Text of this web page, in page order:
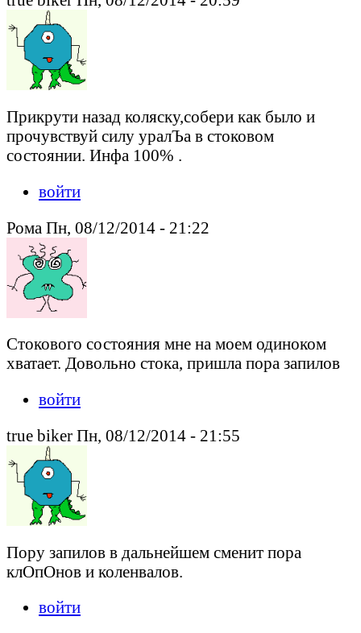
Прикрути назад коляску,собери как было и
прочувствуй силу уралЪа в стоковом
состоянии. Инфа 100% .
войти
Рома Пн, 08/12/2014 - 21:22
Стокового состояния мне на моем одиноком
хватает. Довольно стока, пришла пора запилов
войти
true biker Пн, 08/12/2014 - 21:55
Пору запилов в дальнейшем сменит пора
клОпОнов и коленвалов.
войти